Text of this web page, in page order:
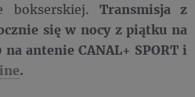
bokserskiej. Transmisja z
się w nocy z piątku na
antenie CANAL+ SPORT i
.